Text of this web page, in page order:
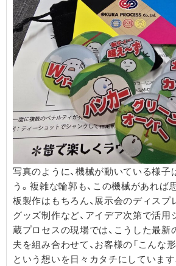
写真のように、機械が動いている様子
う。 複雑な輪郭も、この機械があれば
板製作はもちろん、展示会のディス
グッズ制作など、アイデア次第で活
蔵プロセスの現場では、こうした最
夫を組み合わせて、お客様の「こんな
という想いを日々カタチにしています